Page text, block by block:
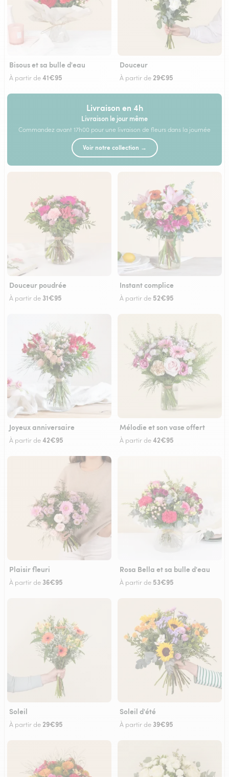
Bisous et sa bulle d'eau
À partir de41€95
Douceur
À partir de 29€95
Livraison en 4h
Livraison le jour même
Commandez avant 17h00 pour une livraison de fleurs dans la journée
Voir notre collection →
Douceur poudrée
À partir de 31€95
Instant complice
À partir de 52€95
Joyeux anniversaire
À partir de42€95
Mélodie et son vase offert
À partir de42€95
Plaisir fleuri
À partir de 36€95
Rosa Bella et sa bulle d'eau
À partir de 53€95
Soleil
À partir de29€95
Soleil d'été
À partir de 39€95